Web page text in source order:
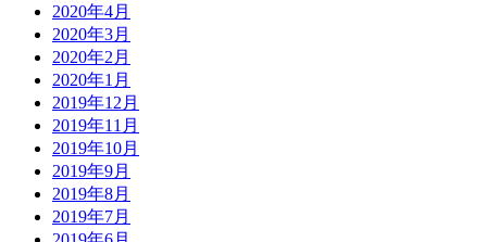
2020年4月
2020年3月
2020年2月
2020年1月
2019年12月
2019年11月
2019年10月
2019年9月
2019年8月
2019年7月